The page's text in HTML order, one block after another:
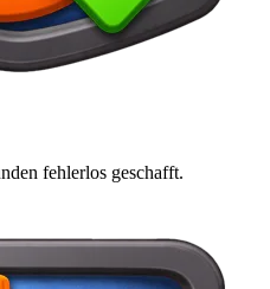
fehlerlos geschafft.